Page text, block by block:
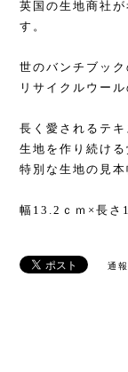
英国の生地商社
す。
世のバンチブック
リサイクルウー
長く愛されるテ
生地を作り続け
特別な生地の見本
幅13.2ｃｍ×長さ
通